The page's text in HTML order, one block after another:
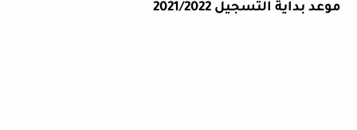
موعد بداية التسجيل 2021/2022